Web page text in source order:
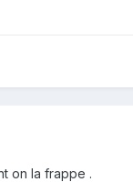
on la frappe .